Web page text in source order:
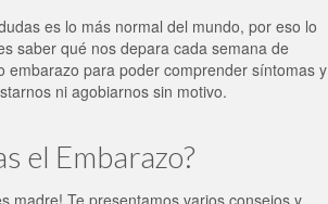
es lo más normal del mundo, por eso lo
saber qué nos depara cada semana de
embarazo para poder comprender síntomas y
ni agobiarnos sin motivo.
el Embarazo?
madre! Te presentamos varios consejos y